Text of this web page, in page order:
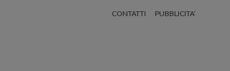
CONTATTI PUBBLICITA’